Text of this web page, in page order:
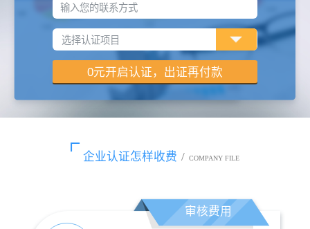
输入您的联系方式
企业认证怎样收费 / COMPANY FILE
审核费用